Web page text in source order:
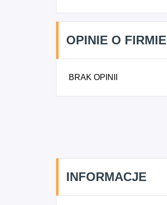
2553Z - Obróbka
instalacji budowlanych,
OPINIE O FIRMIE
BRAK OPINII
INFORMACJE